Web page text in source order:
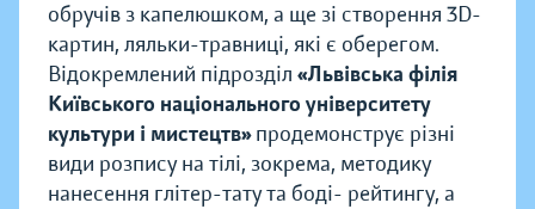
обручів з капелюшком, а ще зі створення 3D-
картин, ляльки-травниці, які є оберегом.
Відокремлений підрозділ «Львівська філія
Київського національного університету
культури і мистецтв»продемонструє різні
види розпису на тілі, зокрема, методику
нанесення глітер-тату та боді- рейтингу, а